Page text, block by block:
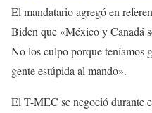
El mandatario agregó en
Biden que «México y Canadá
No los culpo porque teníamos
gente estúpida al mando».
El T-MEC se negoció durante